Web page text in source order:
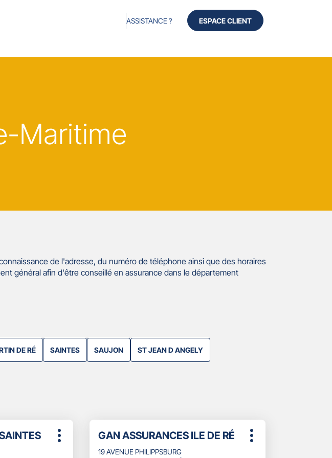
ASSISTANCE ? ESPACE CLIENT
Maritime
de l'adresse, du numéro de téléphone ainsi que des horaires
général afin d'être conseillé en assurance dans le département
DE RÉ SAINTES SAUJON ST JEAN D ANGELY
Plus
sur
touche
Point
vente
GAN ASSURANCES ILE DE RÉ
19 AVENUE PHILIPPSBURG
Plus